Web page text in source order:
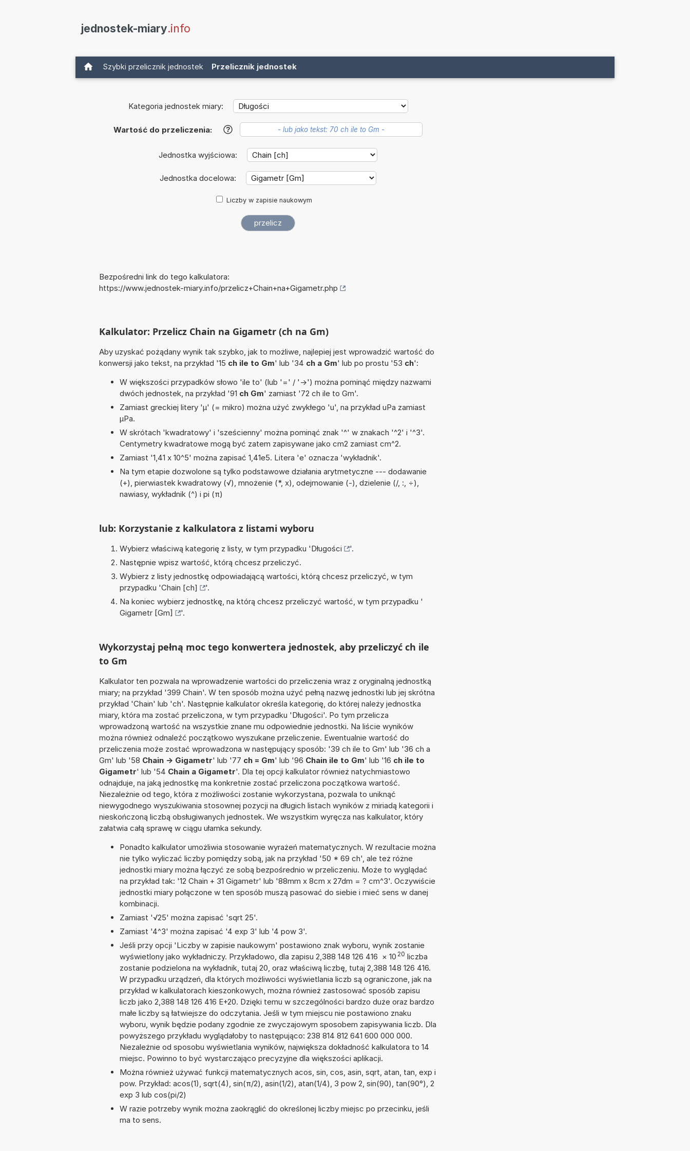
jednostek-miary.info
Szybki przelicznik jednostek Przelicznik jednostek
Kategoria jednostek miary:
Wartość do przeliczenia: ?
Jednostka wyjściowa:
Jednostka docelowa:
Liczby w zapisie naukowym
Bezpośredni link do tego kalkulatora:
https://www.jednostek-miary.info/przelicz+Chain+na+Gigametr.php
Kalkulator: Przelicz Chain na Gigametr (ch na Gm)
Aby uzyskać pożądany wynik tak szybko, jak to możliwe, najlepiej jest wprowadzić wartość do
konwersji jako tekst, na przykład '15 ch ile to Gm' lub '34 ch a Gm' lub po prostu '53 ch':
W większości przypadków słowo 'ile to' (lub '=' / '->') można pominąć między nazwami
dwóch jednostek, na przykład '91 ch Gm' zamiast '72 ch ile to Gm'.
Zamiast greckiej litery 'µ' (= mikro) można użyć zwykłego 'u', na przykład uPa zamiast
µPa.
W skrótach 'kwadratowy' i 'sześcienny' można pominąć znak '^' w znakach '^2' i '^3'.
Centymetry kwadratowe mogą być zatem zapisywane jako cm2 zamiast cm^2.
Zamiast '1,41 x 10^5' można zapisać 1,41e5. Litera 'e' oznacza 'wykładnik'.
Na tym etapie dozwolone są tylko podstawowe działania arytmetyczne --- dodawanie
(+), pierwiastek kwadratowy (√), mnożenie (*, x), odejmowanie (-), dzielenie (/, :, ÷),
nawiasy, wykładnik (^) i pi (π)
lub: Korzystanie z kalkulatora z listami wyboru
Wybierz właściwą kategorię z listy, w tym przypadku 'Długości
'.
Następnie wpisz wartość, którą chcesz przeliczyć.
Wybierz z listy jednostkę odpowiadającą wartości, którą chcesz przeliczyć, w tym
przypadku 'Chain [ch]
'.
Na koniec wybierz jednostkę, na którą chcesz przeliczyć wartość, w tym przypadku '
Gigametr [Gm]
'.
Wykorzystaj pełną moc tego konwertera jednostek, aby przeliczyć ch ile
to Gm
Kalkulator ten pozwala na wprowadzenie wartości do przeliczenia wraz z oryginalną jednostką
miary; na przykład '399 Chain'. W ten sposób można użyć pełną nazwę jednostki lub jej skrótna
przykład 'Chain' lub 'ch'. Następnie kalkulator określa kategorię, do której należy jednostka
miary, która ma zostać przeliczona, w tym przypadku 'Długości'. Po tym przelicza
wprowadzoną wartość na wszystkie znane mu odpowiednie jednostki. Na liście wyników
można również odnaleźć początkowo wyszukane przeliczenie. Ewentualnie wartość do
przeliczenia może zostać wprowadzona w następujący sposób: '39 ch ile to Gm' lub '36 ch a
Gm' lub '58 Chain -> Gigametr' lub '77 ch = Gm' lub '96 Chain ile to Gm' lub '16 ch ile to
Gigametr' lub '54 Chain a Gigametr'. Dla tej opcji kalkulator również natychmiastowo
odnajduje, na jaką jednostkę ma konkretnie zostać przeliczona początkowa wartość.
Niezależnie od tego, która z możliwości zostanie wykorzystana, pozwala to uniknąć
niewygodnego wyszukiwania stosownej pozycji na długich listach wyników z miriadą kategorii i
nieskończoną liczbą obsługiwanych jednostek. We wszystkim wyręcza nas kalkulator, który
załatwia całą sprawę w ciągu ułamka sekundy.
Ponadto kalkulator umożliwia stosowanie wyrażeń matematycznych. W rezultacie można
nie tylko wyliczać liczby pomiędzy sobą, jak na przykład '50 * 69 ch', ale też różne
jednostki miary można łączyć ze sobą bezpośrednio w przeliczeniu. Może to wyglądać
na przykład tak: '12 Chain + 31 Gigametr' lub '88mm x 8cm x 27dm = ? cm^3'. Oczywiście
jednostki miary połączone w ten sposób muszą pasować do siebie i mieć sens w danej
kombinacji.
Zamiast '√25' można zapisać 'sqrt 25'.
Zamiast '4^3' można zapisać '4 exp 3' lub '4 pow 3'.
Jeśli przy opcji 'Liczby w zapisie naukowym' postawiono znak wyboru, wynik zostanie
wyświetlony jako wykładniczy. Przykładowo, dla zapisu 2,388 148 126 416 × 10 20 liczba
zostanie podzielona na wykładnik, tutaj 20, oraz właściwą liczbę, tutaj 2,388 148 126 416.
W przypadku urządzeń, dla których możliwości wyświetlania liczb są ograniczone, jak na
przykład w kalkulatorach kieszonkowych, można również zastosować sposób zapisu
liczb jako 2,388 148 126 416 E+20. Dzięki temu w szczególności bardzo duże oraz bardzo
małe liczby są łatwiejsze do odczytania. Jeśli w tym miejscu nie postawiono znaku
wyboru, wynik będzie podany zgodnie ze zwyczajowym sposobem zapisywania liczb. Dla
powyższego przykładu wyglądałoby to następująco: 238 814 812 641 600 000 000.
Niezależnie od sposobu wyświetlania wyników, największa dokładność kalkulatora to 14
miejsc. Powinno to być wystarczająco precyzyjne dla większości aplikacji.
Można również używać funkcji matematycznych acos, sin, cos, asin, sqrt, atan, tan, exp i
pow. Przykład: acos(1), sqrt(4), sin(π/2), asin(1/2), atan(1/4), 3 pow 2, sin(90), tan(90°), 2
exp 3 lub cos(pi/2)
W razie potrzeby wynik można zaokrąglić do określonej liczby miejsc po przecinku, jeśli
ma to sens.